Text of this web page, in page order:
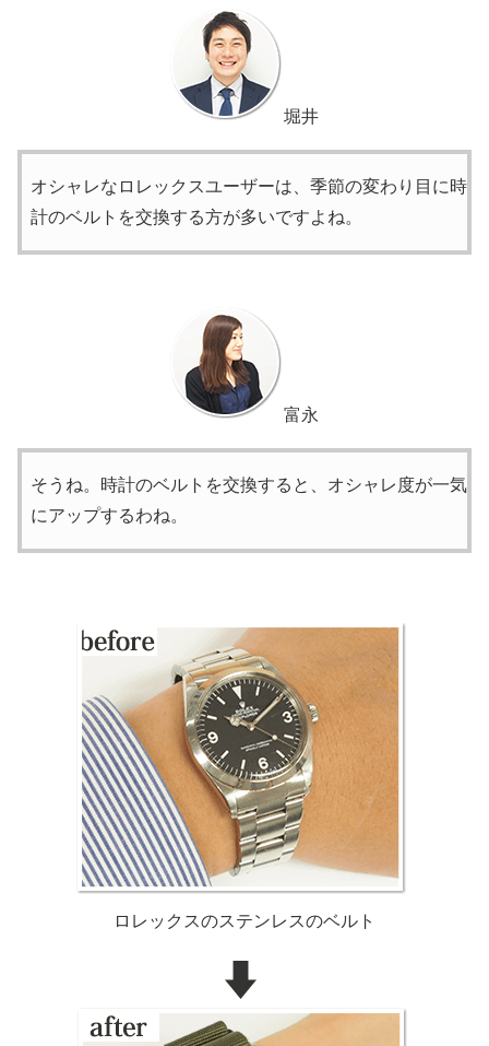
堀井
オシャレなロレックスユーザーは、季節の変わり目に時
計のベルトを交換する方が多いですよね。
富永
そうね。時計のベルトを交換すると、オシャレ度が一気
にアップするわね。
ロレックスのステンレスのベルト